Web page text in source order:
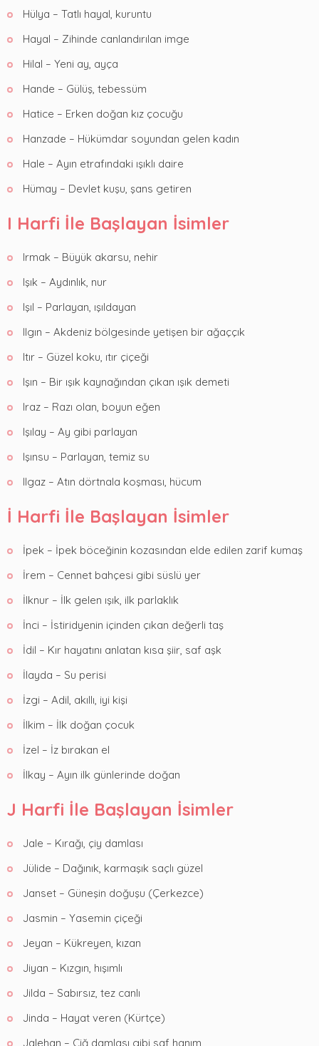
Hülya – Tatlı hayal, kuruntu
Hayal – Zihinde canlandırılan imge
Hilal – Yeni ay, ayça
Hande – Gülüş, tebessüm
Hatice – Erken doğan kız çocuğu
Hanzade – Hükümdar soyundan gelen kadın
Hale – Ayın etrafındaki ışıklı daire
Hümay – Devlet kuşu, şans getiren
I Harfi İle Başlayan İsimler
Irmak – Büyük akarsu, nehir
Işık – Aydınlık, nur
Işıl – Parlayan, ışıldayan
Ilgın – Akdeniz bölgesinde yetişen bir ağaççık
Itır – Güzel koku, ıtır çiçeği
Işın – Bir ışık kaynağından çıkan ışık demeti
Iraz – Razı olan, boyun eğen
Işılay – Ay gibi parlayan
Işınsu – Parlayan, temiz su
Ilgaz – Atın dörtnala koşması, hücum
İ Harfi İle Başlayan İsimler
İpek – İpek böceğinin kozasından elde edilen zarif kumaş
İrem – Cennet bahçesi gibi süslü yer
İlknur – İlk gelen ışık, ilk parlaklık
İnci – İstiridyenin içinden çıkan değerli taş
İdil – Kır hayatını anlatan kısa şiir, saf aşk
İlayda – Su perisi
İzgi – Adil, akıllı, iyi kişi
İlkim – İlk doğan çocuk
İzel – İz bırakan el
İlkay – Ayın ilk günlerinde doğan
J Harfi İle Başlayan İsimler
Jale – Kırağı, çiy damlası
Jülide – Dağınık, karmaşık saçlı güzel
Janset – Güneşin doğuşu (Çerkezce)
Jasmin – Yasemin çiçeği
Jeyan – Kükreyen, kızan
Jiyan – Kızgın, hışımlı
Jilda – Sabırsız, tez canlı
Jinda – Hayat veren (Kürtçe)
Jalehan – Çiğ damlası gibi saf hanım